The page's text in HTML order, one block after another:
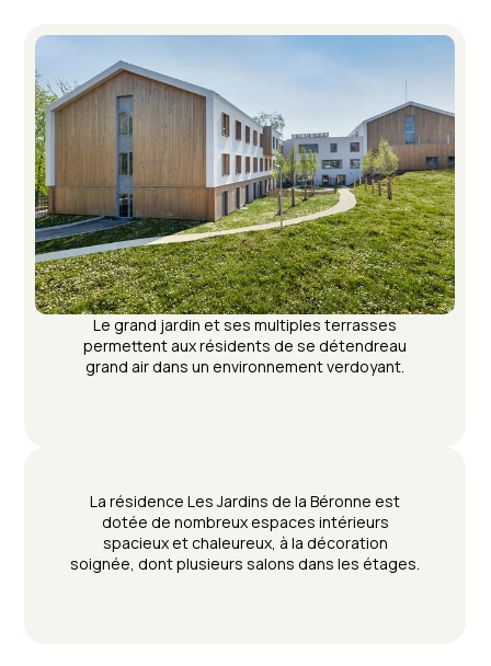
Le grand jardin et ses multiples terrasses
permettent aux résidents de se détendreau
grand air dans un environnement verdoyant.
La résidence Les Jardins de la Béronne est
dotée de nombreux espaces intérieurs
spacieux et chaleureux, à la décoration
soignée, dont plusieurs salons dans les étages.